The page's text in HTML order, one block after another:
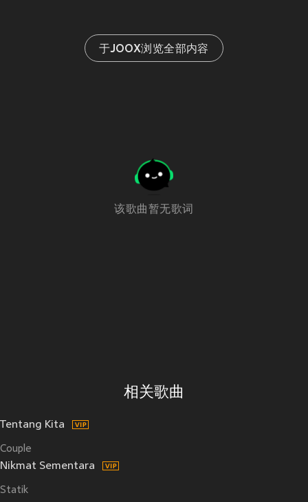
于JOOX浏览全部内容
该歌曲暂无歌词
相关歌曲
Tentang Kita
Couple
Nikmat Sementara
Statik